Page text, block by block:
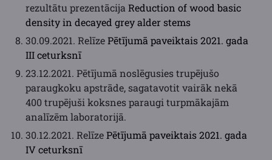
rezultātu prezentācija Reduction of wood basic
density in decayed grey alder stems
30.09.2021. RelīzePētījumā paveiktais 2021. gada
III ceturksnī
23.12.2021. Pētījumā noslēgusies trupējušo
paraugkoku apstrāde, sagatavotit vairāk nekā
400 trupējuši koksnes paraugi turpmākajām
analīzēm laboratorijā.
30.12.2021. RelīzePētījumā paveiktais 2021. gada
IV ceturksnī